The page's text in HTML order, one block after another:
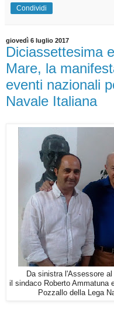
Condividi
giovedì 6 luglio 2017
Diciassettesima
Mare, la
eventi nazionali
Navale Italiana
Da sinistra l'Assessore
il sindaco Roberto Ammatuna
Pozzallo della Lega